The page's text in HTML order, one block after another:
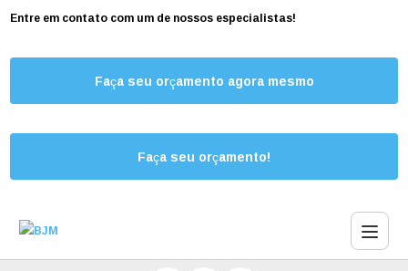
Entre em contato com um de nossos especialistas!
Faça seu orçamento agora mesmo
Faça seu orçamento!